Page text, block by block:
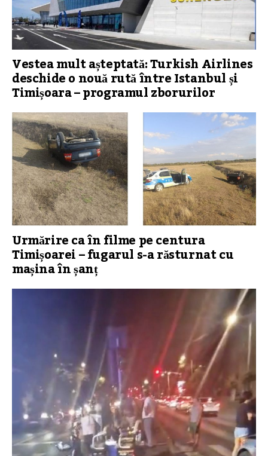
Vestea mult așteptată: Turkish Airlines
deschide o nouă rută între Istanbul și
Timișoara – programul zborurilor
Urmărire ca în filme pe centura
Timișoarei – fugarul s-a răsturnat cu
mașina în șanț